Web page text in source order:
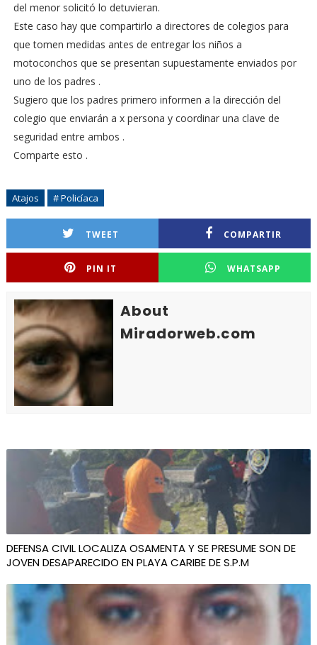
del menor solicitó lo detuvieran.
Este caso hay que compartirlo a directores de colegios para
que tomen medidas antes de entregar los niños a
motoconchos que se presentan supuestamente enviados por
uno de los padres .
Sugiero que los padres primero informen a la dirección del
colegio que enviarán a x persona y coordinar una clave de
seguridad entre ambos .
Comparte esto .
Atajos # Policíaca
TWEET COMPARTIR
PIN IT WHATSAPP
About
Miradorweb.com
DEFENSA CIVIL LOCALIZA OSAMENTA Y SE PRESUME SON DE
JOVEN DESAPARECIDO EN PLAYA CARIBE DE S.P.M